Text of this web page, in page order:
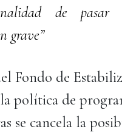
de pasar
grave”
Fondo de
política de
se cancela la